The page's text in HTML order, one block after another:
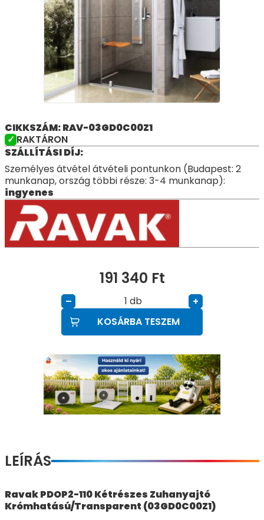
CIKKSZÁM: RAV-03GD0C00Z1
RAKTÁRON
SZÁLLÍTÁSI DÍJ:
Személyes átvétel átvételi pontunkon (Budapest: 2
munkanap, ország többi része: 3-4 munkanap):
ingyenes
191 340 Ft
– db
+
KOSÁRBA TESZEM
LEÍRÁS
Ravak PDOP2-110 Kétrészes Zuhanyajtó
Krómhatású/Transparent (03GD0C00Z1)